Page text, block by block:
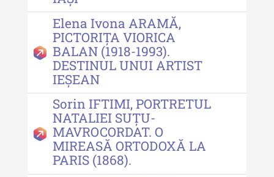
Indexul Complet
Buletinul Centrului de Cercetare și
Conservare-Restaurare a
Patrimoniului
Buletinul Centrului de Cercetare
și Conservare-Restaurare a
Patrimoniului - 2021
Buletinul Centrului de Cercetare
Elena Ivona ARAMĂ,
PICTORIȚA VIORICA
BALAN (1918-1993).
DESTINUL UNUI ARTIST
IEȘEAN
Sorin IFTIMI, PORTRETUL
NATALIEI SUȚU-
MAVROCORDAT. O
MIREASĂ ORTODOXĂ LA
PARIS (1868).